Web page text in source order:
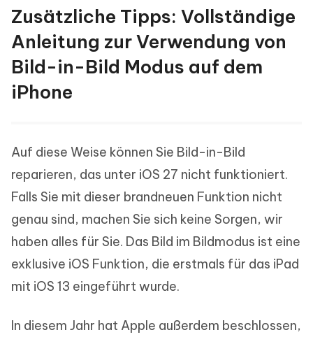
Zusätzliche Tipps: Vollständige
Anleitung zur Verwendung von
Bild-in-Bild Modus auf dem
iPhone
Auf diese Weise können Sie Bild-in-Bild
reparieren, das unter iOS 27 nicht funktioniert.
Falls Sie mit dieser brandneuen Funktion nicht
genau sind, machen Sie sich keine Sorgen, wir
haben alles für Sie. Das Bild im Bildmodus ist eine
exklusive iOS Funktion, die erstmals für das iPad
mit iOS 13 eingeführt wurde.
In diesem Jahr hat Apple außerdem beschlossen,